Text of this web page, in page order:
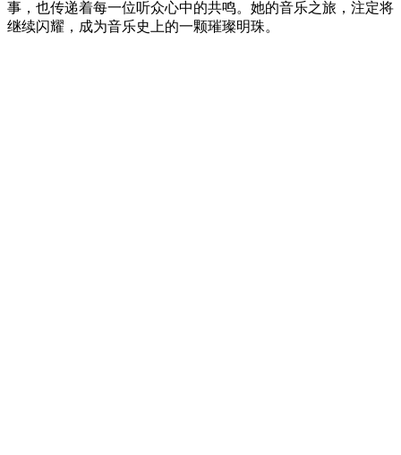
事，也传递着每一位听众心中的共鸣。她的音乐之旅，注定将
继续闪耀，成为音乐史上的一颗璀璨明珠。